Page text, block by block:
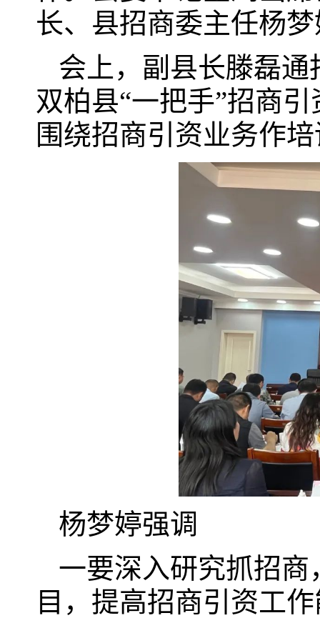
长、县招商委主任杨
会上，副县长滕磊
双柏县“一把手”招商
围绕招商引资业务作
杨梦婷强调
一要深入研究抓招
目，提高招商引资工